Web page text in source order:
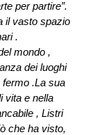
per partire”.
il vasto spazio
.
mondo ,
dei luoghi
.La sua
vita e nella
, Listri
che ha visto,